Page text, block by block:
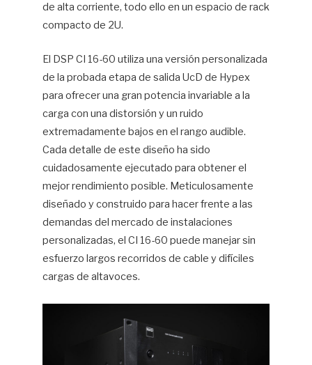
de alta corriente, todo ello en un espacio de rack
compacto de 2U.
El DSP CI 16-60 utiliza una versión personalizada
de la probada etapa de salida UcD de Hypex
para ofrecer una gran potencia invariable a la
carga con una distorsión y un ruido
extremadamente bajos en el rango audible.
Cada detalle de este diseño ha sido
cuidadosamente ejecutado para obtener el
mejor rendimiento posible. Meticulosamente
diseñado y construido para hacer frente a las
demandas del mercado de instalaciones
personalizadas, el CI 16-60 puede manejar sin
esfuerzo largos recorridos de cable y difíciles
cargas de altavoces.